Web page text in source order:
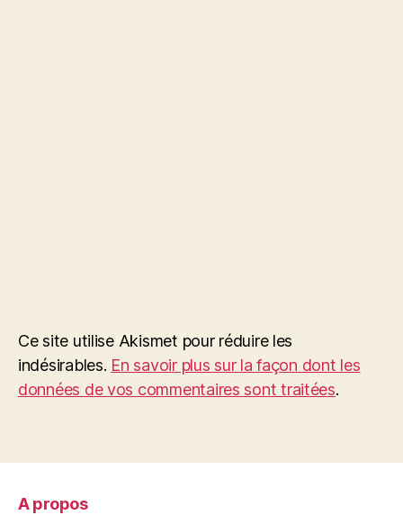
Ce site utilise Akismet pour réduire les
indésirables. En savoir plus sur la façon dont les
données de vos commentaires sont traitées.
A propos